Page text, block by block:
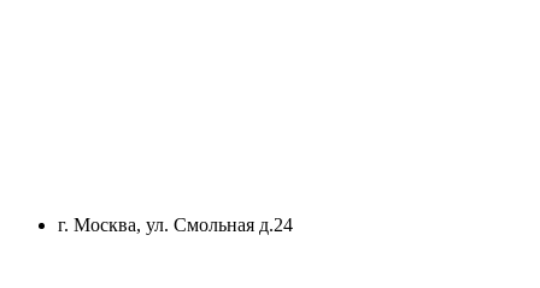
г. Москва, ул. Смольная д.24